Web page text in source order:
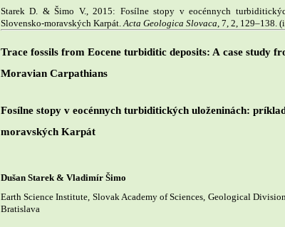
Starek D. & Šimo V., 2015: Fosílne stopy v eocénnych
Slovensko-moravských Karpát.Acta Geologica Slovaca, 7, 2, 129–138.
Trace fossils from Eocene turbiditic deposits: A case study
Moravian Carpathians
Fosílne stopy v eocénnych turbiditických uloženinách:
moravských Karpát
Dušan Starek & Vladimír Šimo
Earth Science Institute, Slovak Academy of Sciences, Geological
Bratislava